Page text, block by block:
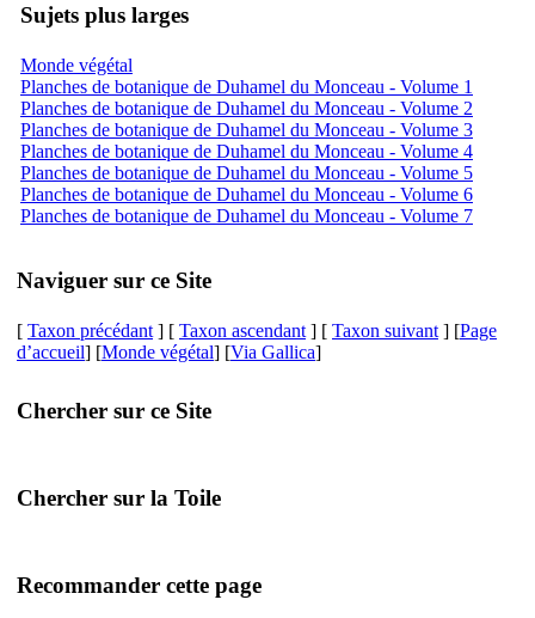
Sujets plus larges
Monde végétal
Planches de botanique de Duhamel du Monceau - Volume 1
Planches de botanique de Duhamel du Monceau - Volume 2
Planches de botanique de Duhamel du Monceau - Volume 3
Planches de botanique de Duhamel du Monceau - Volume 4
Planches de botanique de Duhamel du Monceau - Volume 5
Planches de botanique de Duhamel du Monceau - Volume 6
Planches de botanique de Duhamel du Monceau - Volume 7
Naviguer sur ce Site
[ Taxon précédant ] [ Taxon ascendant ] [ Taxon suivant ] [Page
d’accueil] [Monde végétal] [Via Gallica]
Chercher sur ce Site
Chercher sur la Toile
Recommander cette page